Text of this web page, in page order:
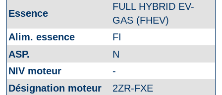
FULL HYBRID EV-
GAS (FHEV)
FI
N
-
2ZR-FXE